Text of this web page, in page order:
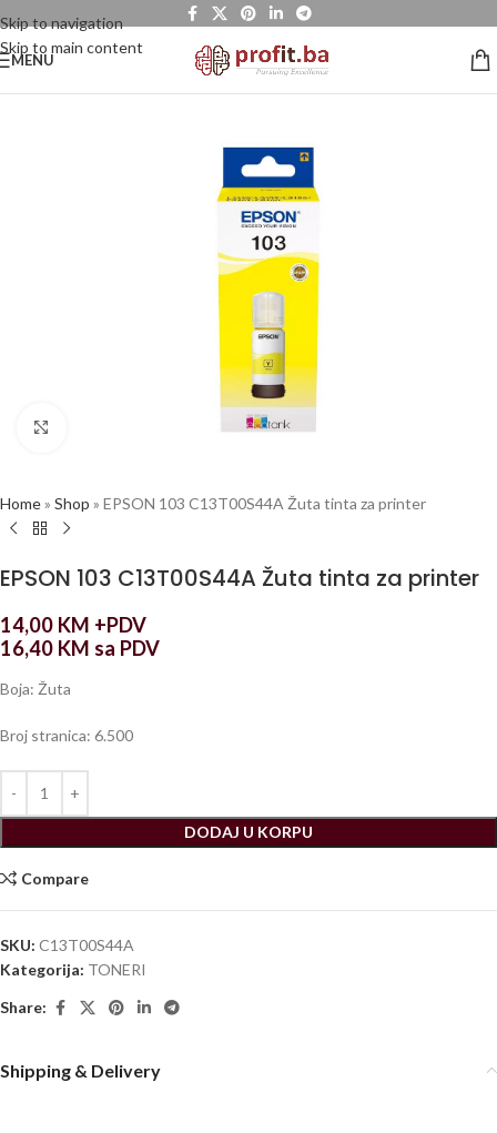
Skip to navigation
Skip to main content
MENU
Home» Shop » EPSON 103 C13T00S44A Žuta tinta za printer
EPSON 103 C13T00S44A Žuta tinta za printer
14,00 KM +PDV
16,40 KM sa PDV
Boja: Žuta
Broj stranica: 6.500
DODAJ U KORPU
Compare
SKU: C13T00S44A
Kategorija: TONERI
Share:
Shipping & Delivery